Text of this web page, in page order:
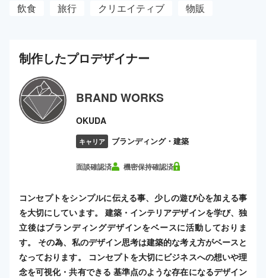
飲食 旅行 クリエイティブ 物販
制作したプロデザイナー
BRAND WORKS
OKUDA
キャリア ブランディング・建築
面談確認済 機密保持確認済
コンセプトをシンプルに伝える事、少しの遊び心を加える事
を大切にしています。 建築・インテリアデザインを学び、独
立後はブランディングデザインをベースに活動しておりま
す。 その為、私のデザイン思考は建築的な考え方がベースと
なっております。 コンセプトを大切にビジネスへの想いや理
念を可視化・共有できる 基準点のような存在になるデザイン